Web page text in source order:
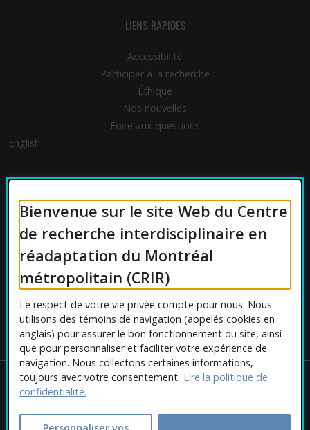
Bienvenue sur le site Web du Centre
de recherche interdisciplinaire en
réadaptation du Montréal
métropolitain (CRIR)
Le respect de votre vie privée compte pour nous. Nous
utilisons des témoins de navigation (appelés cookies en
anglais) pour assurer le bon fonctionnement du site, ainsi
que pour personnaliser et faciliter votre expérience de
navigation. Nous collectons certaines informations,
toujours avec votre consentement. Lire la politique de
confidentialité.
LIENS RAPIDES
Accessibilité
Participer à la recherche
Éthique
Nos nouvelles
Foire aux questions
English
AFFILIATIONS UNIVERSITAIRES
Copyright © 2026 CRIR . Tous droits réservés.
Conception :Ekloweb